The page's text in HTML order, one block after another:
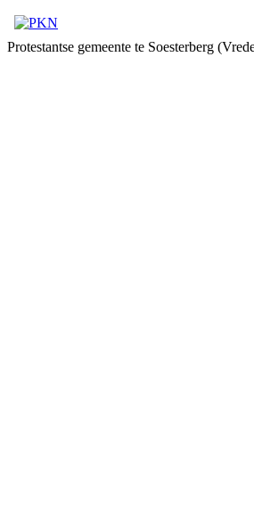
Protestantse gemeente te Soesterberg